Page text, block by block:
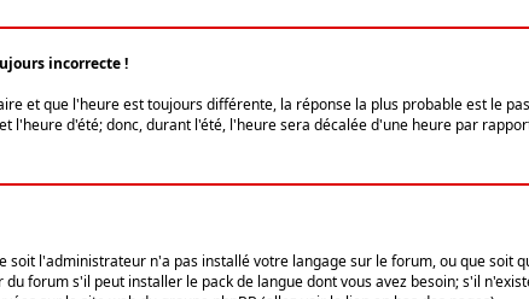
incorrecte !
et que l'heure est toujours différente, la réponse la plus probable est le
l'heure d'été; donc, durant l'été, l'heure sera décalée d'une heure par
soit l'administrateur n'a pas installé votre langage sur le forum, ou que soit
forum s'il peut installer le pack de langue dont vous avez besoin; s'il